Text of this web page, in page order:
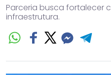
Parceria busca fortalecer
infraestrutura.